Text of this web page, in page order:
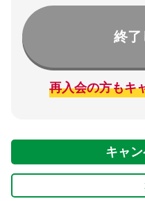
終了
再入会の方もキ
キャ